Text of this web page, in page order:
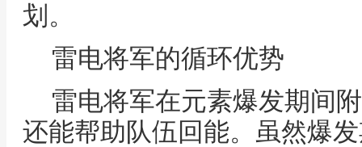
划。
雷电将军的循环优势
雷电将军在元素爆发期间
还能帮助队伍回能。虽然爆